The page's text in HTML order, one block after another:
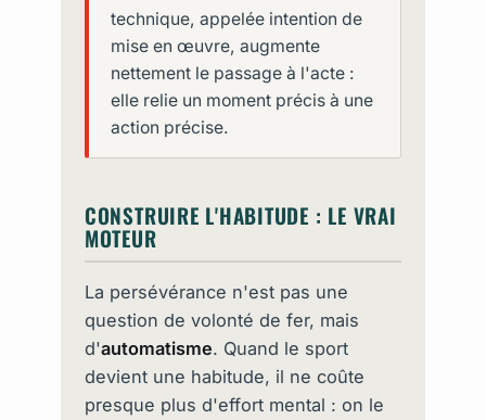
technique, appelée intention de
mise en œuvre, augmente
nettement le passage à l'acte :
elle relie un moment précis à une
action précise.
CONSTRUIRE L'HABITUDE : LE VRAI
MOTEUR
La persévérance n'est pas une
question de volonté de fer, mais
d'automatisme. Quand le sport
devient une habitude, il ne coûte
presque plus d'effort mental : on le